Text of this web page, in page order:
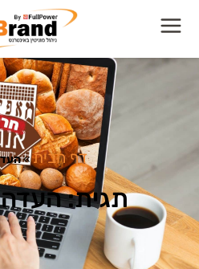
דף הבית»
תגית: